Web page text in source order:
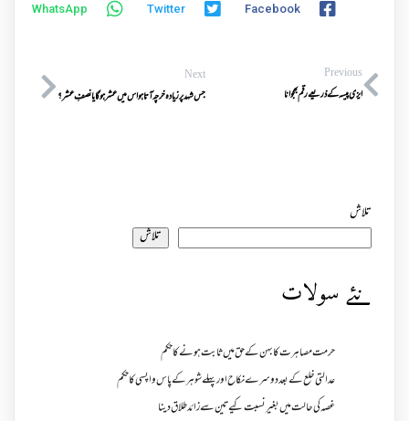
Facebook
Twitter
WhatsApp
Previous
ایزی پیسہ کے ذریعے رقم بھجوانا
Next
جس شہد پر زیادہ خرچہ آتاہو اس میں عشرہوگایانصفِ عشر؟
تلاش
تلاش
نئے سولات
حرمت مصاہرت کا بہن کے حق میں ثابت ہونے کا حکم
عدالتی خلع کے بعد دوسرے نکاح اور پہلے شوہر کے پاس واپسی کا حکم
غصہ کی حالت میں بغیر نسبت کیے تین سے زائد طلاق دینا